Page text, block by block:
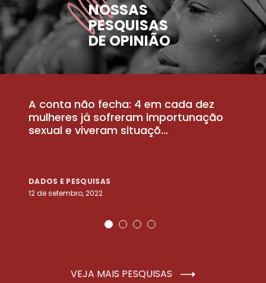
NOSSAS
PESQUISAS
DE OPINIÃO
A conta não fecha: 4 em cada dez
mulheres já sofreram importunação
sexual e viveram situaçõ...
DADOS E PESQUISAS
12 de setembro, 2022
VEJA MAIS PESQUISAS